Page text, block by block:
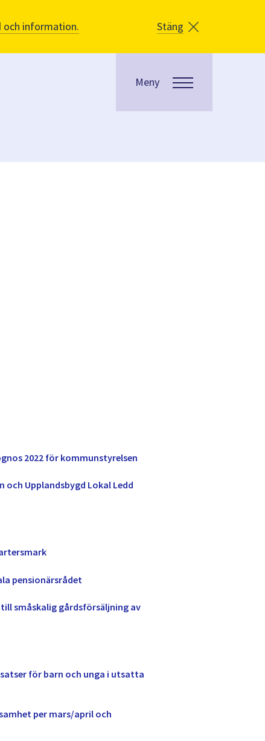
och information. Stäng
Meny
2022 för kommunstyrelsen
och Upplandsbygd Lokal Ledd
pensionärsrådet
småskalig gårdsförsäljning av
för barn och unga i utsatta
per mars/april och